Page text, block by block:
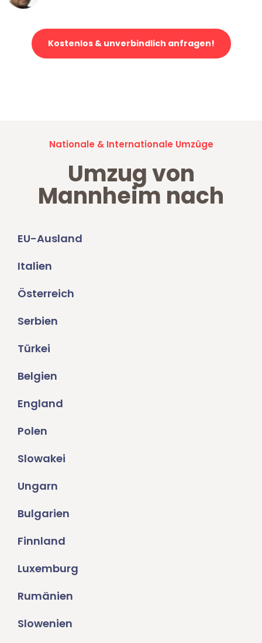
Kostenlos & unverbindlich anfragen!
Nationale & Internationale Umzüge
Umzug von
Mannheim nach
EU-Ausland
Italien
Österreich
Serbien
Türkei
Belgien
England
Polen
Slowakei
Ungarn
Bulgarien
Finnland
Luxemburg
Rumänien
Slowenien